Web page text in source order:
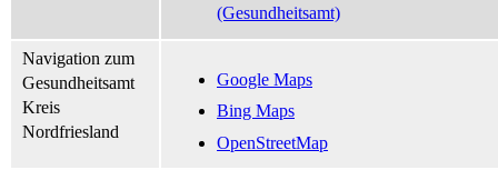
(Gesundheitsamt)
Navigation zum
Gesundheitsamt
Kreis
Nordfriesland
Google Maps
Bing Maps
OpenStreetMap